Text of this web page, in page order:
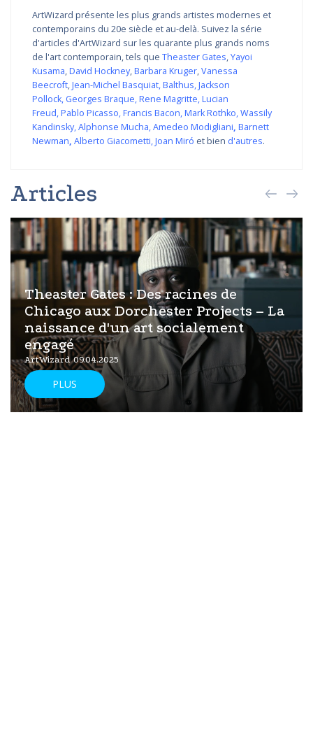
ArtWizard présente les plus grands artistes modernes et
contemporains du 20e siècle et au-delà. Suivez la série
d'articles d'ArtWizard sur les quarante plus grands noms
de l'art contemporain, tels que Theaster Gates,Yayoi
Kusama,David Hockney,Barbara Kruger,Vanessa
Beecroft,Jean-Michel Basquiat,Balthus,Jackson
Pollock, Georges Braque,Rene Magritte,Lucian
Freud,Pablo Picasso,Francis Bacon,Mark Rothko,Wassily
Kandinsky,Alphonse Mucha,Amedeo Modigliani, Barnett
Newman, Alberto Giacometti,Joan Miró et bien d'autres.
Articles
Theaster Gates : Des racines de
Chicago aux Dorchester Projects – La
naissance d'un art socialement
engagé
ArtWizard 09.04.2025
PLUS